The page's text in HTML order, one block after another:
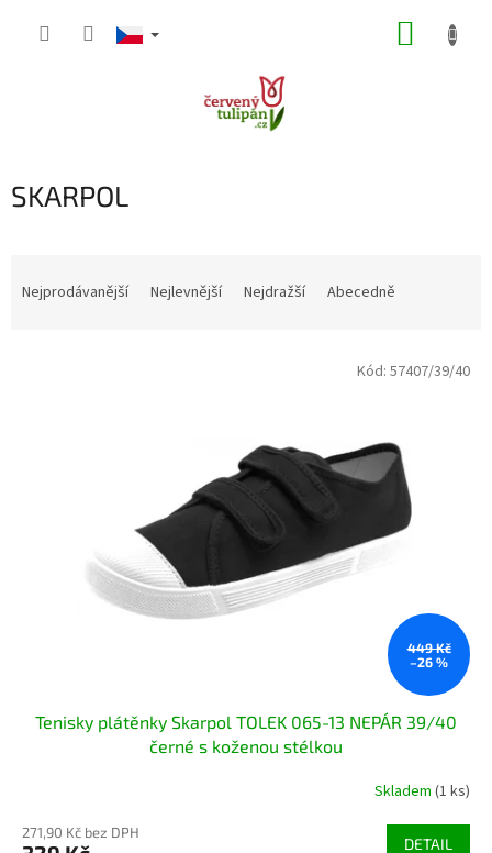
SKARPOL
Nejprodávanější Nejlevnější Nejdražší Abecedně
449 Kč
–26 %
Tenisky plátěnky Skarpol TOLEK 065-13 NEPÁR 39/40
černé s koženou stélkou
Skladem (1 ks)
271,90 Kč bez DPH
DETAIL
Kód: 57407/39/40